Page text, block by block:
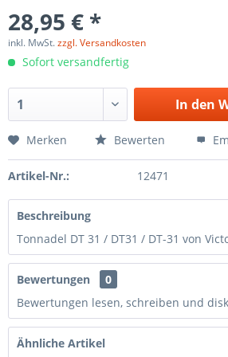
28,95 € *
inkl. MwSt.zzgl. Versandkosten
Sofort versandfertig
In den
Merken Bewerten
Artikel-Nr.: 12471
Beschreibung
Tonnadel DT 31 / DT31 / DT-31 von
Bewertungen
0
Bewertungen lesen, schreiben und
Ähnliche Artikel